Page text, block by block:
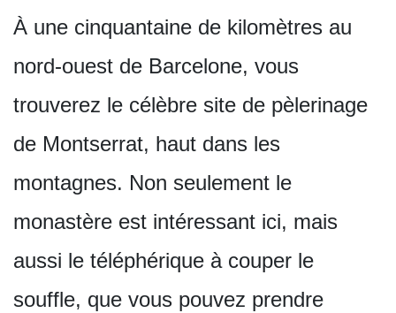
À une cinquantaine de kilomètres au
nord-ouest de Barcelone, vous
trouverez le célèbre site de pèlerinage
de Montserrat, haut dans les
montagnes. Non seulement le
monastère est intéressant ici, mais
aussi le téléphérique à couper le
souffle, que vous pouvez prendre